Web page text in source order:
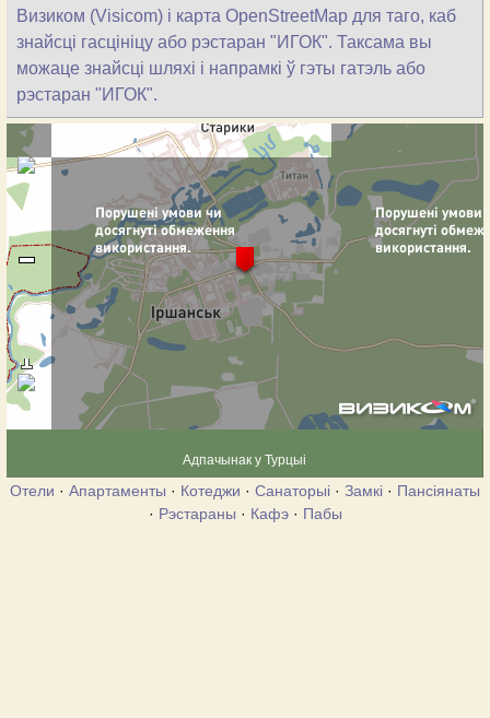
Визиком (Visicom) і карта OpenStreetMap для таго, каб
знайсці гасцініцу або рэстаран "ИГОК". Таксама вы
можаце знайсці шляхі і напрамкі ў гэты гатэль або
рэстаран "ИГОК".
Адпачынак у Турцыі
Отели · Апартаменты · Котеджи · Санаторыі · Замкі · Пансіянаты
· Рэстараны · Кафэ· Пабы